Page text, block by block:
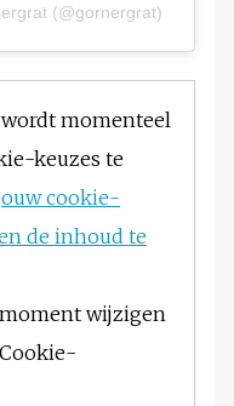
(@gornergrat)
momenteel
keuzes te
cookie-
de inhoud te
wijzigen